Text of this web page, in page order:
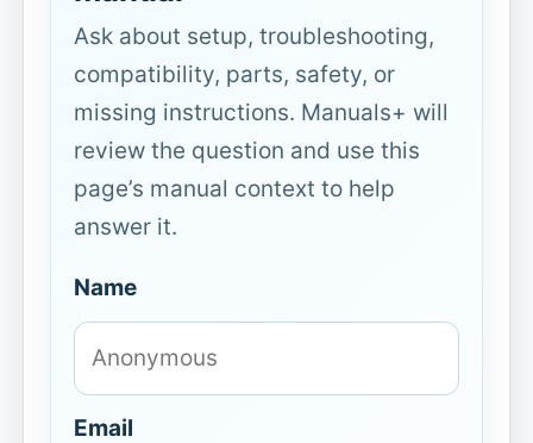
Ask about setup, troubleshooting,
compatibility, parts, safety, or
missing instructions. Manuals+ will
review the question and use this
page’s manual context to help
answer it.
Name
Email